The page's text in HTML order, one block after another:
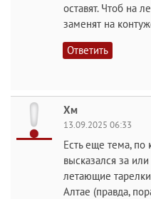
оставят. Чтоб на
заменят на
Ответить
Хм
13.09.2025 06:33
Есть еще тема, по
высказался за
летающие
Алтае (правда,